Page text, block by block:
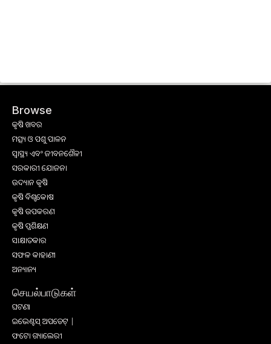
Browse
କୃଷି ଖବର
ମତ୍ସ୍ୟ ଓ ପଶୁ ପାଳନ
ସ୍ୱାସ୍ଥ୍ୟ ଏବଂ ଜୀବନଶୈଳୀ
ସରକାରୀ ଯୋଜନା
ଉଦ୍ୟାନ କୃଷି
କୃଷି ବିଶ୍ବକୋଷ
କୃଷି ଉପକରଣ
କୃଷି ପ୍ରଶିକ୍ଷଣ
ସାକ୍ଷାତକାର
ସଫଳ କାହାଣୀ
ଅନ୍ୟାନ୍ୟ
செயல்பாடுகள்
ଘଟଣା
ଇଭେଣ୍ଟସ୍ ଅପଡେଟ୍ |
ଫଟୋ ଗ୍ୟାଲେରୀ